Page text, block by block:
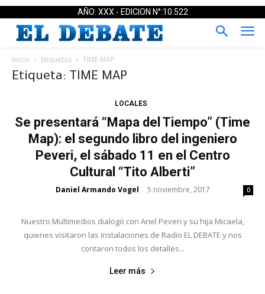
AÑO: XXX - EDICION N°:10.522
Inicio Etiquetas TIME MAP
Etiqueta: TIME MAP
LOCALES
Se presentará “Mapa del Tiempo” (Time
Map): el segundo libro del ingeniero
Peveri, el sábado 11 en el Centro
Cultural “Tito Alberti”
Daniel Armando Vogel - 5 noviembre, 2017 0
Nuestro Multimedios dialogó con Ariel Peveri y su hija Micaela,
quienes visitaron las instalaciones de Radio EL DEBATE y nos
contaron todos los detalles...
Leer más